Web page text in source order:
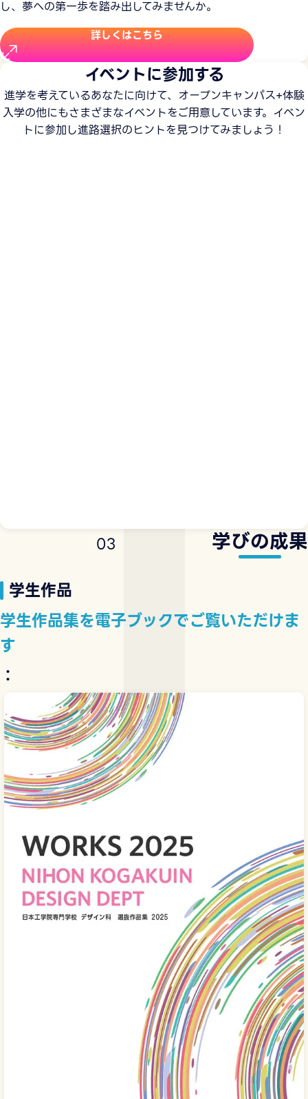
し、夢への第一歩を踏み出してみませんか。
詳しくはこちら
イベントに参加する
進学を考えているあなたに向けて、オープンキャンパス+体験
入学の他にもさまざまなイベントをご用意しています。イベン
トに参加し進路選択のヒントを見つけてみましょう！
03 学びの成果
学生作品
：
学生作品集を電子ブックでご覧いただけま
す